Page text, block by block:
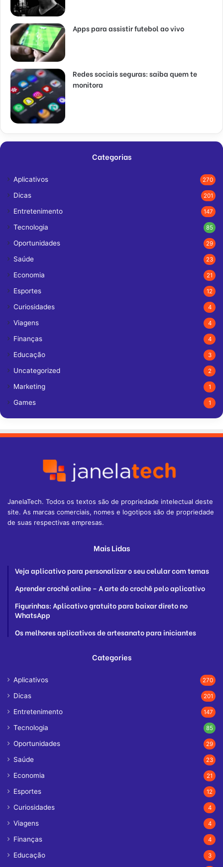
Apps para assistir futebol ao vivo
Redes sociais seguras: saiba quem te
monitora
Categorias
Aplicativos 270
Dicas 201
Entretenimento 147
Tecnologia 85
Oportunidades 29
Saúde 23
Economia 21
Esportes 12
Curiosidades 4
Viagens 4
Finanças 4
Educação 3
Uncategorized 2
Marketing 1
Games 1
JanelaTech. Todos os textos são de propriedade intelectual deste
site. As marcas comerciais, nomes e logotipos são de propriedade
de suas respectivas empresas.
Mais Lidas
Veja aplicativo para personalizar o seu celular com temas
Aprender crochê online – A arte do crochê pelo aplicativo
Figurinhas: Aplicativo gratuito para baixar direto no
WhatsApp
Os melhores aplicativos de artesanato para iniciantes
Categories
Aplicativos 270
Dicas 201
Entretenimento 147
Tecnologia 85
Oportunidades 29
Saúde 23
Economia 21
Esportes 12
Curiosidades 4
Viagens 4
Finanças 4
Educação 3